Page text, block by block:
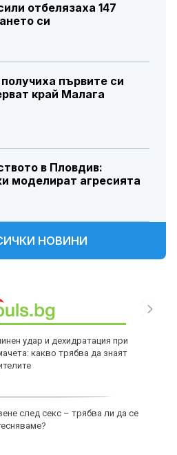
отбелязаха 147
си
първите си
край Малага
в Пловдив:
моделират агресията
НОВИНИ
удар и дехидратация при
какво трябва да знаят
след секс – трябва ли да се